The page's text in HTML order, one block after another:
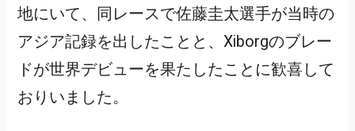
地にいて、同レースで佐藤圭太選手が当時の
アジア記録を出したことと、Xiborgのブレー
ドが世界デビューを果たしたことに歓喜して
おりいました。